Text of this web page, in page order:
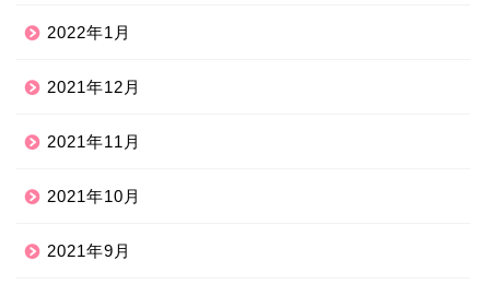
2022年1月
2021年12月
2021年11月
2021年10月
2021年9月